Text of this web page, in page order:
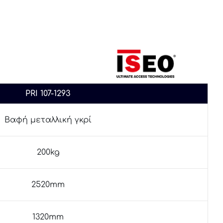
PRI 107-1293
Βαφή μεταλλική γκρί
200kg
2520mm
1320mm